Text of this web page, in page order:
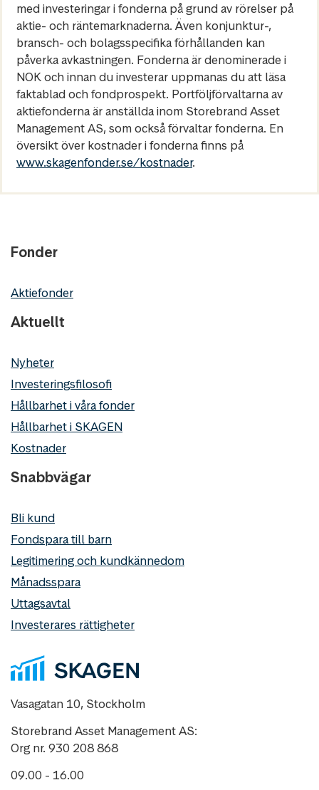
med investeringar i fonderna på grund av rörelser på
aktie- och räntemarknaderna. Även konjunktur-,
bransch- och bolagsspecifika förhållanden kan
påverka avkastningen. Fonderna är denominerade i
NOK och innan du investerar uppmanas du att läsa
faktablad och fondprospekt. Portföljförvaltarna av
aktiefonderna är anställda inom Storebrand Asset
Management AS, som också förvaltar fonderna. En
översikt över kostnader i fonderna finns på
www.skagenfonder.se/kostnader.
Fonder
Aktiefonder
Aktuellt
Nyheter
Investeringsfilosofi
Hållbarhet i våra fonder
Hållbarhet i SKAGEN
Kostnader
Snabbvägar
Bli kund
Fondspara till barn
Legitimering och kundkännedom
Månadsspara
Uttagsavtal
Investerares rättigheter
Vasagatan 10, Stockholm
Storebrand Asset Management AS:
Org nr. 930 208 868
09.00 - 16.00